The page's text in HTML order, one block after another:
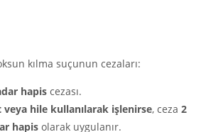
kılma suçunun cezaları:
hapis cezası.
hile kullanılarak işlenirse, ceza 2
hapis olarak uygulanır.